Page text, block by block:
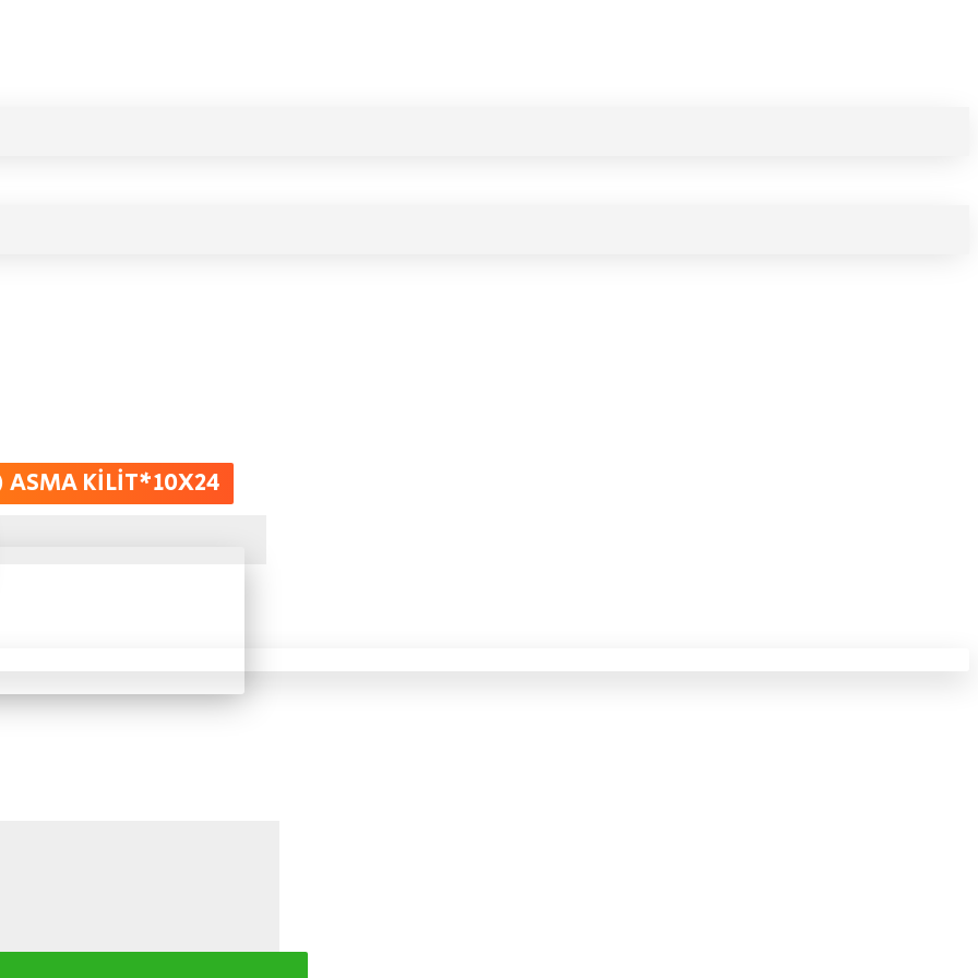
ASMA KİLİT*10X24